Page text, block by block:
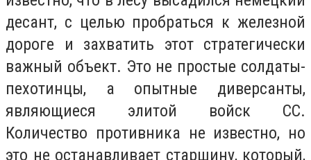
десант, с целью пробраться к железной
дороге и захватить этот стратегически
важный объект. Это не простые солдаты-
пехотинцы, а опытные диверсанты,
являющиеся элитой войск СС.
Количество противника не известно, но
это не останавливает старшину, который,